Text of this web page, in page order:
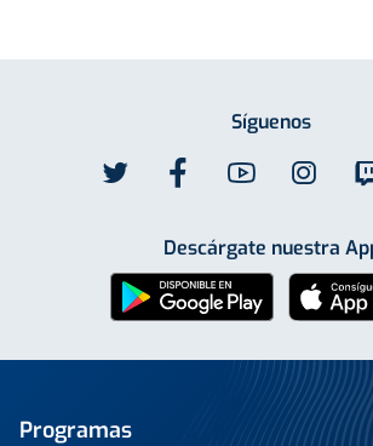
Síguenos
Descárgate nuestra
Programas